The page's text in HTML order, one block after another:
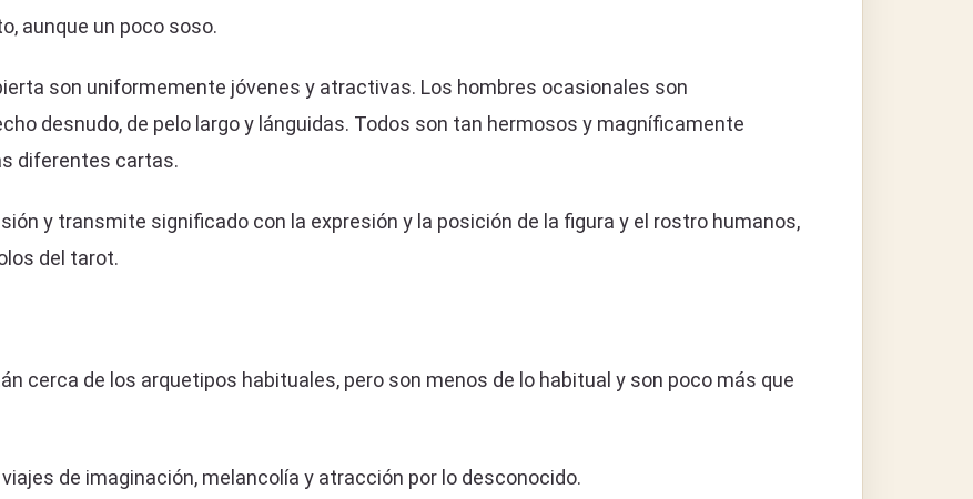
aunque un poco soso.
son uniformemente jóvenes y atractivas. Los hombres ocasionales son
desnudo, de pelo largo y lánguidas. Todos son tan hermosos y magníficamente
diferentes cartas.
y transmite significado con la expresión y la posición de la figura y el rostro humanos,
del tarot.
cerca de los arquetipos habituales, pero son menos de lo habitual y son poco más que
de imaginación, melancolía y atracción por lo desconocido.